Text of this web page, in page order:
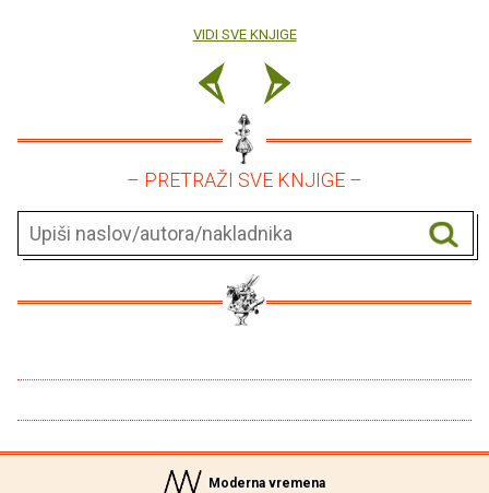
VIDI SVE KNJIGE
– PRETRAŽI SVE KNJIGE –
Moderna vremena